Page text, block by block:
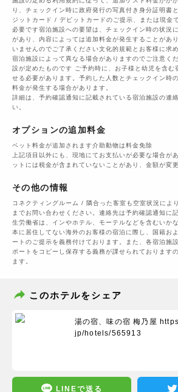
り、チェックイン時に政府発行の写真付き身分証明書
ジットカード / デビットカードのご提示、または現金
必要です宿泊施設への要望は、チェックイン時の状況
があり、内容によっては追加料金が発生することがあ
いませんのでご了承ください文化的規範とお客様に求
宿泊施設によって異なる場合がありますのでご注意く
設が定めたものです ご予約時に、お子様と幼児を含む
せる必要があります。予約した人数とチェックイン時
料金が発生する場合があります。
詳細は、予約確認通知に記載されている宿泊施設の連
い。
オプションの追加料金
ペット料金が追加されます介助動物は料金免除
上記項目以外にも、現地にてお支払いが必要な場合が
ットには税金が含まれていないことがあり、金額が変
その他の情報
コネクティングルーム / 隣合った客室も空室状況によ
までお問い合わせください。連絡先は予約確認通知に
生労働省は、インやホテル、モーテルなどを含むいか
本に​居住してない海外のお客様の宿泊に際し、国籍お
ートのご提示を義務付け​ております。また、各宿泊施
ポートをコピーし保存する義務が課せられております
ます。
このホテルをシェア
湯の宿、味の宿 梅乃屋
jp/hotels/565913
LINEで送る